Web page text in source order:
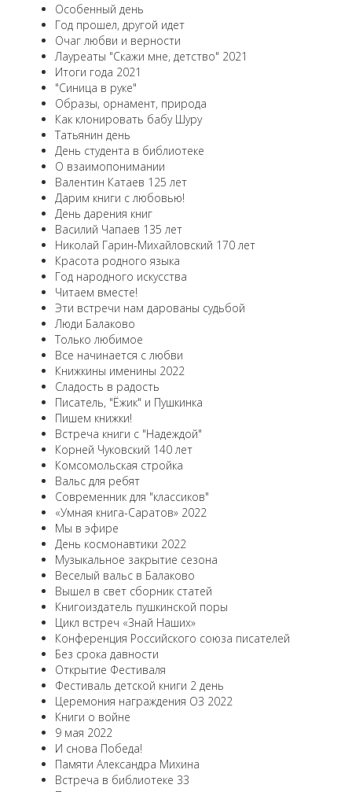
Особенный день
Год прошел, другой идет
Очаг любви и верности
Лауреаты "Скажи мне, детство" 2021
Итоги года 2021
"Синица в руке"
Образы, орнамент, природа
Как клонировать бабу Шуру
Татьянин день
День студента в библиотеке
О взаимопонимании
Валентин Катаев 125 лет
Дарим книги с любовью!
День дарения книг
Василий Чапаев 135 лет
Николай Гарин-Михайловский 170 лет
Красота родного языка
Год народного искусства
Читаем вместе!
Эти встречи нам дарованы судьбой
Люди Балаково
Только любимое
Все начинается с любви
Книжкины именины 2022
Сладость в радость
Писатель, "Ёжик" и Пушкинка
Пишем книжки!
Встреча книги с "Надеждой"
Корней Чуковский 140 лет
Комсомольская стройка
Вальс для ребят
Современник для "классиков"
«Умная книга-Саратов» 2022
Мы в эфире
День космонавтики 2022
Музыкальное закрытие сезона
Веселый вальс в Балаково
Вышел в свет сборник статей
Книгоиздатель пушкинской поры
Цикл встреч «Знай Наших»
Конференция Российского союза писателей
Без срока давности
Открытие Фестиваля
Фестиваль детской книги 2 день
Церемония награждения ОЗ 2022
Книги о войне
9 мая 2022
И снова Победа!
Памяти Александра Михина
Встреча в библиотеке 33